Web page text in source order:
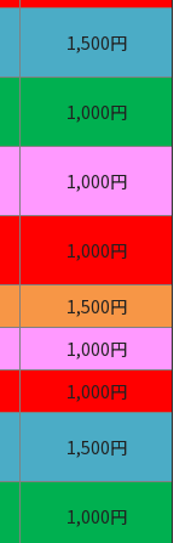
1,500円
1,000円
1,000円
1,000円
1,500円
1,000円
1,000円
1,500円
1,000円